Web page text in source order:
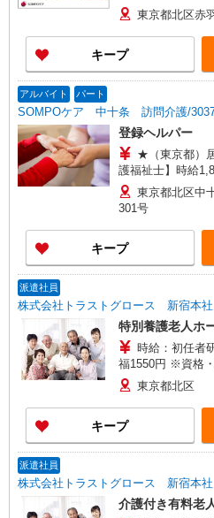
住支援特別手当、
（月平均2回分）
毎月平均的に支
支援特別手当は勤
支給（再入社は除く） ◎賞与：基本給
分〜）
東京都北区赤
キープ
アルバイト パート
SOMPOケア 中十条 訪問介護/
登録ヘルパー
★（東京都）居
護福祉士】時給
保加入者）の場
時、18時〜）：
2,100円〜 【実務
級・2級）】時給
保加入者）の場合
時、18時〜）：
ンセル手当：職務時給の
手当は勤続5年目
入社者は除く）
東京都北区中
301号
キープ
派遣社員
株式会社トラストグロース 新宿本
特別養護老人ホ
時給：初任者
福1550円 ※資格
東京都北区
キープ
派遣社員
株式会社トラストグロース 新宿本
介護付き有料老